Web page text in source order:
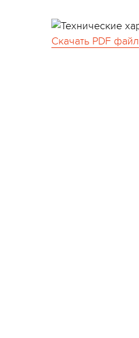
Скачать PDF файл